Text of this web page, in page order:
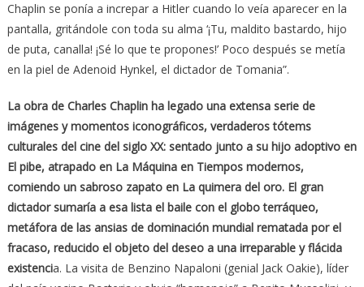
Chaplin se ponía a increpar a Hitler cuando lo veía aparecer en la
pantalla, gritándole con toda su alma ‘¡Tu, maldito bastardo, hijo
de puta, canalla! ¡Sé lo que te propones!’ Poco después se metía
en la piel de Adenoid Hynkel, el dictador de Tomania”.
La obra de Charles Chaplin ha legado una extensa serie de
imágenes y momentos iconográficos, verdaderos tótems
culturales del cine del siglo XX: sentado junto a su hijo adoptivo en
El pibe, atrapado en La Máquina en Tiempos modernos,
comiendo un sabroso zapato en La quimera del oro. El gran
dictador sumaría a esa lista el baile con el globo terráqueo,
metáfora de las ansias de dominación mundial rematada por el
fracaso, reducido el objeto del deseo a una irreparable y flácida
existencia. La visita de Benzino Napaloni (genial Jack Oakie), líder